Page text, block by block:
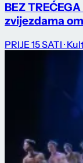
BEZ
zvijezdama
PRIJE 15 SATI ·